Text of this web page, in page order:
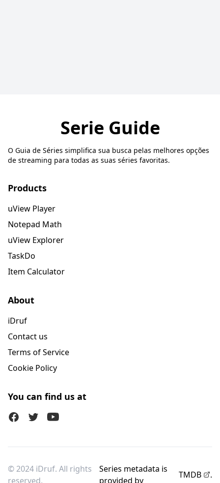
Serie Guide
O Guia de Séries simplifica sua busca pelas melhores opções
de streaming para todas as suas séries favoritas.
Products
uView Player
Notepad Math
uView Explorer
TaskDo
Item Calculator
About
iDruf
Contact us
Terms of Service
Cookie Policy
You can find us at
FacebookTwitter (X)Youtube
© 2024 iDruf. All rights
reserved.
Series metadata is
provided by
TMDB .